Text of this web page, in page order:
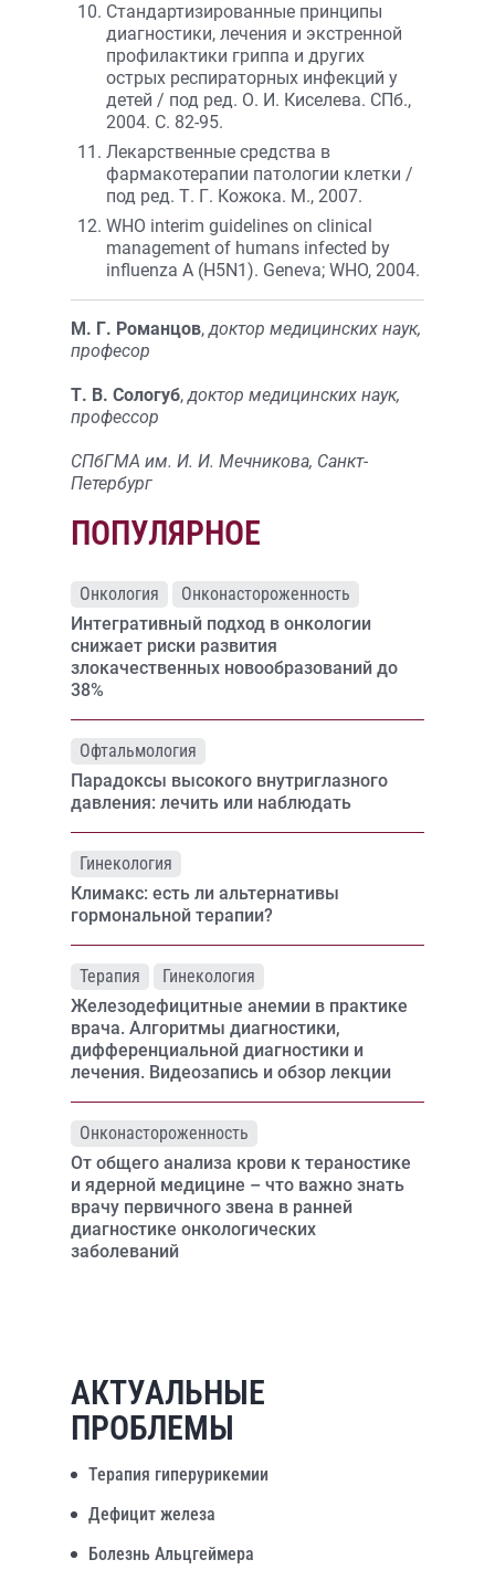
Стандартизированные принципы
диагностики, лечения и экстренной
профилактики гриппа и других
острых респираторных инфекций у
детей / под ред. О. И. Киселева. СПб.,
2004. С. 82-95.
Лекарственные средства в
фармакотерапии патологии клетки /
под ред. Т. Г. Кожока. М., 2007.
WHO interim guidelines on clinical
management of humans infected by
influenza A (H5N1). Geneva; WHO, 2004.
М. Г. Романцов,доктор медицинских наук,
професор
Т. В. Сологуб,доктор медицинских наук,
профессор
СПбГМА им. И. И. Мечникова, Санкт-
Петербург
ПОПУЛЯРНОЕ
Онкология
Онконастороженность
Интегративный подход в онкологии
снижает риски развития
злокачественных новообразований до
38%
Офтальмология
Парадоксы высокого внутриглазного
давления: лечить или наблюдать
Гинекология
Климакс: есть ли альтернативы
гормональной терапии?
Терапия
Гинекология
Железодефицитные анемии в практике
врача. Алгоритмы диагностики,
дифференциальной диагностики и
лечения. Видеозапись и обзор лекции
Онконастороженность
От общего анализа крови к тераностике
и ядерной медицине – что важно знать
врачу первичного звена в ранней
диагностике онкологических
заболеваний
АКТУАЛЬНЫЕ
ПРОБЛЕМЫ
Терапия гиперурикемии
Дефицит железа
Болезнь Альцгеймера